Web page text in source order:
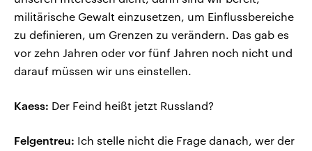
militärische Gewalt einzusetzen, um Einflussbereiche
zu definieren, um Grenzen zu verändern. Das gab es
vor zehn Jahren oder vor fünf Jahren noch nicht und
darauf müssen wir uns einstellen.
Kaess: Der Feind heißt jetzt Russland?
Felgentreu: Ich stelle nicht die Frage danach, wer der